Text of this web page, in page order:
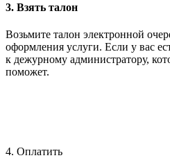
3. Взять талон
Возьмите талон электронной
оформления услуги. Если у вас
к дежурному администратору,
поможет.
4. Оплатить